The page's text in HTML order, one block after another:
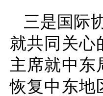
三是国际
就共同关心
主席就中东
恢复中东地